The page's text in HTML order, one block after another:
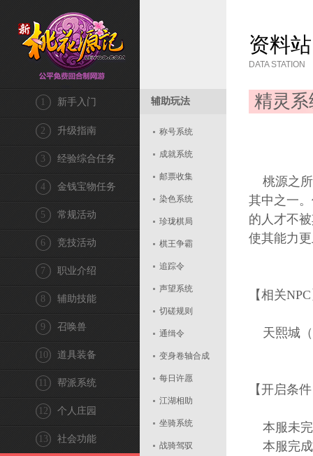
新手入门
1
升级指南
2
经验综合任务
3
金钱宝物任务
4
常规活动
5
竞技活动
6
职业介绍
7
辅助技能
8
召唤兽
9
道具装备
10
帮派系统
11
个人庄园
12
社会功能
13
辅助玩法
称号系统
成就系统
邮票收集
染色系统
珍珑棋局
棋王争霸
追踪令
声望系统
切磋规则
通缉令
变身卷轴合成
每日许愿
江湖相助
坐骑系统
战骑驾驭
资料站
DATA STATION
精灵系
桃源之所
其中之一
的人才不
使其能力
【相关
天熙城（
【开启条
本服未完
本服完成